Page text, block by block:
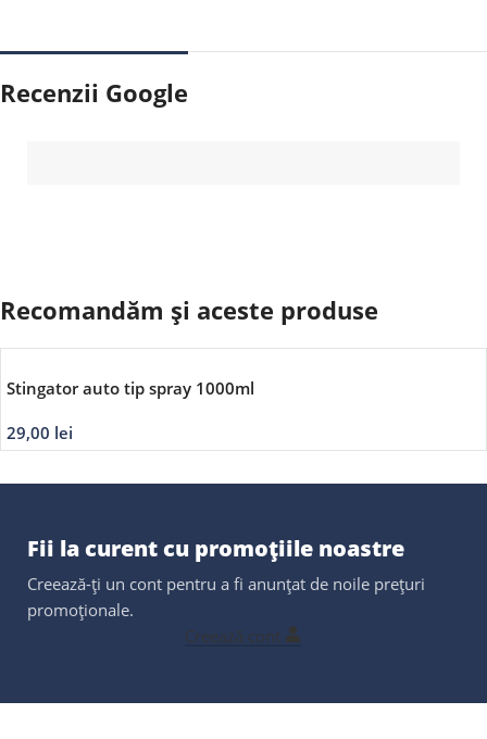
Recenzii Google
Recomandăm și aceste produse
Stingator auto tip spray 1000ml
29,00 lei
Fii la curent cu promoțiile noastre
Creează-ți un cont pentru a fi anunțat de noile prețuri
promoționale.
Creează cont